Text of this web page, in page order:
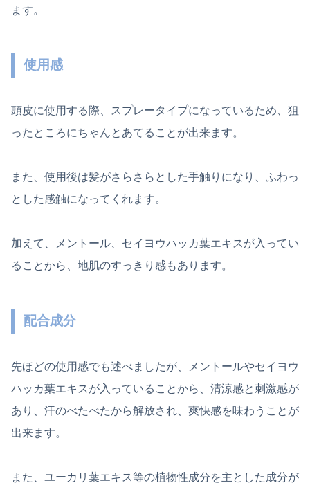
ます。
使用感
頭皮に使用する際、スプレータイプになっているため、狙
ったところにちゃんとあてることが出来ます。
また、使用後は髪がさらさらとした手触りになり、ふわっ
とした感触になってくれます。
加えて、メントール、セイヨウハッカ葉エキスが入ってい
ることから、地肌のすっきり感もあります。
配合成分
先ほどの使用感でも述べましたが、メントールやセイヨウ
ハッカ葉エキスが入っていることから、清涼感と刺激感が
あり、汗のべたべたから解放され、爽快感を味わうことが
出来ます。
また、ユーカリ葉エキス等の植物性成分を主とした成分が